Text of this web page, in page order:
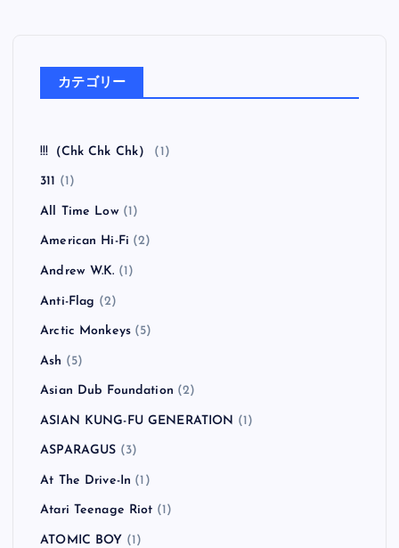
カテゴリー
!!!（Chk Chk Chk） (1)
311 (1)
All Time Low(1)
American Hi-Fi (2)
Andrew W.K. (1)
Anti-Flag (2)
Arctic Monkeys (5)
Ash (5)
Asian Dub Foundation (2)
ASIAN KUNG-FU GENERATION (1)
ASPARAGUS (3)
At The Drive-In (1)
Atari Teenage Riot (1)
ATOMIC BOY (1)